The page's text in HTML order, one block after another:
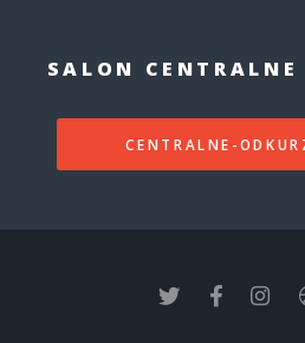
SALON CENTRALNE
CENTRALNE-